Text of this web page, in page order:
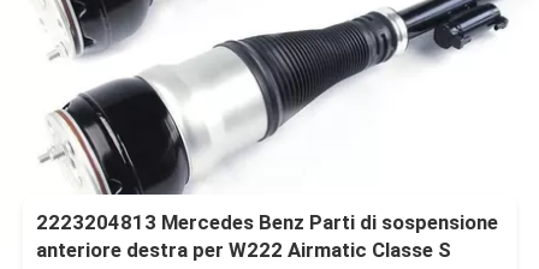
2223204813 Mercedes Benz Parti di sospensione
anteriore destra per W222 Airmatic Classe S